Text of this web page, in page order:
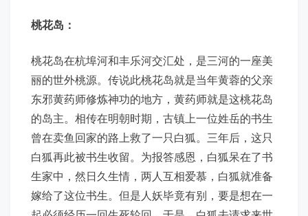
桃花岛：
桃花岛在杭埠河和丰乐河交汇处，是三河的一座美
丽的世外桃源。传说此桃花岛就是当年黄蓉的父亲
东邪黄药师修炼神功的地方，黄药师就是这桃花岛
的岛主。相传在明朝时期，古镇上一位姓岳的书生
曾在卖鱼回家的路上救了一只白狐。三年后，这只
白狐再此被书生收留。为报答感恩，白狐呆在了书
生家中，然日久生情，两人互相爱慕，白狐就准备
嫁给了这位书生。但是人妖毕竟有别，要是想在一